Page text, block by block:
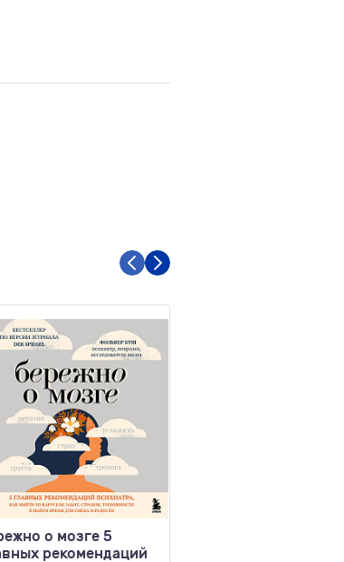
о мозге 5
рекомендаций